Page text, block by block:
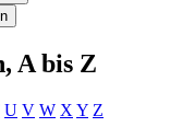
A bis Z
U V W X Y Z